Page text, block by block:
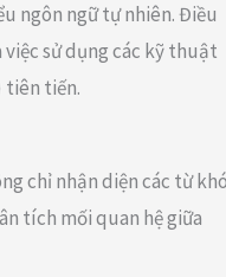
ngôn ngữ tự nhiên. Điều
sử dụng các kỹ thuật
tiên tiến.
chỉ nhận diện các từ
tích mối quan hệ giữa